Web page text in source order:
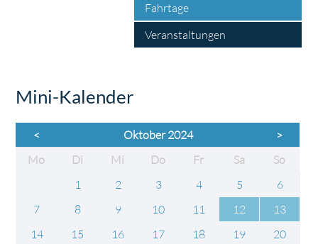
Fahrtage
Veranstaltungen
Mini-Kalender
< Oktober 2024
>
Montag DienstagMi ttwochDonnerstag
Freitag Samstag Sonntag
1
2 3 4 5
6
7
8 9 10 11 12
13
14
15 16 17 18 19
20